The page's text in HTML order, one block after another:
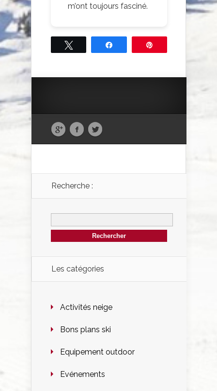
m’ont toujours fasciné.
Recherche :
Les catégories
Activités neige
Bons plans ski
Equipement outdoor
Evénements